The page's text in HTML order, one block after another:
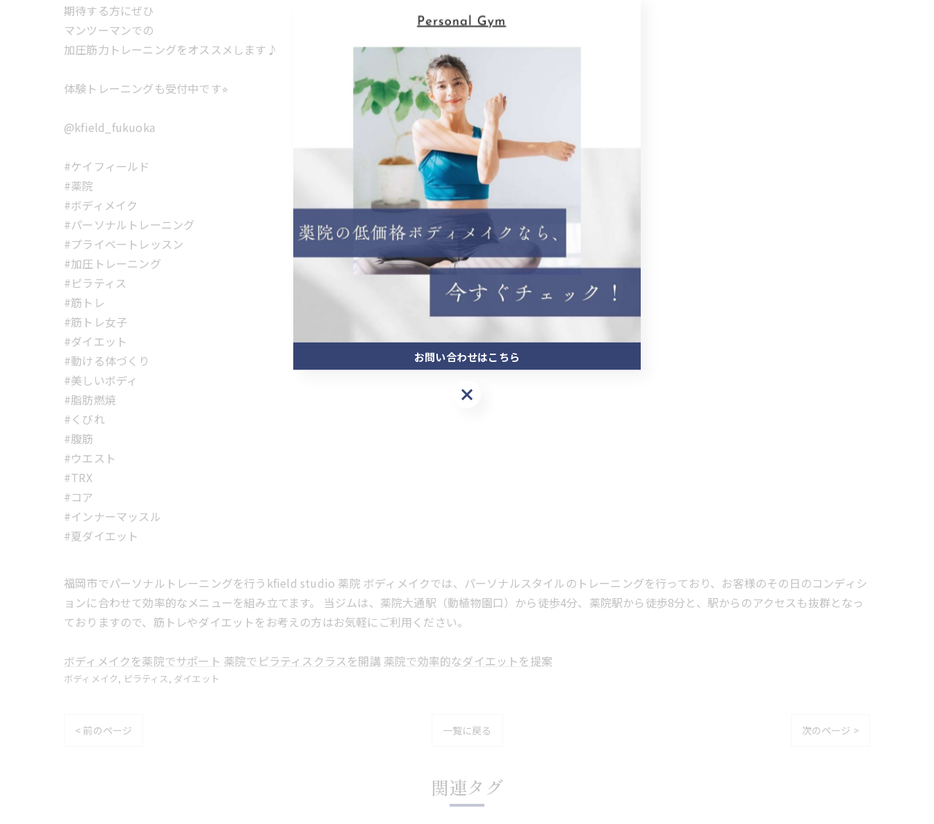
期待する方にぜひ
マンツーマンでの
加圧筋力トレーニングをオススメします♪
体験トレーニングも受付中です⭐︎
@kfield_fukuoka
#ケイフィールド
#薬院
#ボディメイク
#パーソナルトレーニング
#プライベートレッスン
#加圧トレーニング
#ピラティス
#筋トレ
#筋トレ女子
#ダイエット
#動ける体づくり
#美しいボディ
#脂肪燃焼
#くびれ
#腹筋
#ウエスト
#TRX
#コア
#インナーマッスル
#夏ダイエット
福岡市でパーソナルトレーニングを行うkfield studio 薬院 ボディメイクでは、パーソナルスタイルのトレーニングを行っており、お客様のその日のコンディシ
ョンに合わせて効率的なメニューを組み立てます。 当ジムは、薬院大通駅（動植物園口）から徒歩4分、薬院駅から徒歩8分と、駅からのアクセスも抜群となっ
ておりますので、筋トレやダイエットをお考えの方はお気軽にご利用ください。
ボディメイクを薬院でサポート 薬院でピラティスクラスを開講 薬院で効率的なダイエットを提案
ボディメイク ピラティス ダイエット
< 前のページ 一覧に戻る 次のページ >
関連タグ
お問い合わせはこちら
お問い合わせはこちら